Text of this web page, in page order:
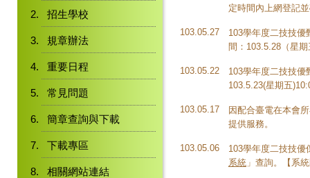
招生學校
規章辦法
重要日程
常見問題
簡章查詢與下載
下載專區
相關網站連結
定時間內上網登記
103.05.27
103學年度二技技優
間：103.5.28（星
103.05.22
103學年度二技技優
103.5.23(星期五
103.05.17
因配合臺電在本會
提供服務。
103.05.06
103學年度二技技優
系統 」查詢。【系